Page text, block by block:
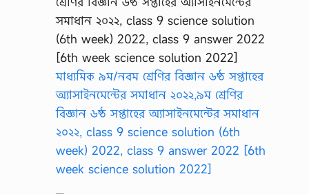
মাধ্যমিক ৯ম/নবম শ্রেণির বিজ্ঞান ৬ষ্ঠ সপ্তাহের
অ্যাসাইনমেন্টের সমাধান ২০২২,৯ম শ্রেণির
বিজ্ঞান ৬ষ্ঠ সপ্তাহের অ্যাসাইনমেন্টের সমাধান
২০২২, class 9 science solution (6th
week) 2022, class 9 answer 2022 [6th
week science solution 2022]